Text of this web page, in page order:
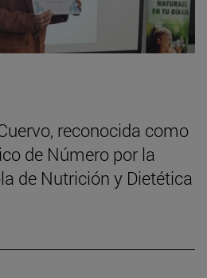
reconocida como
de Número por la
de Nutrición y Dietética